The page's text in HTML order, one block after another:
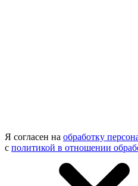
Я согласен на обработку
с политикой в отношении